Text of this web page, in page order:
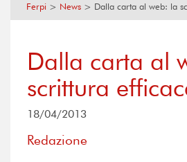
Ferpi > News > Dalla carta al web: la
Dalla carta al
scrittura
18/04/2013
Redazione